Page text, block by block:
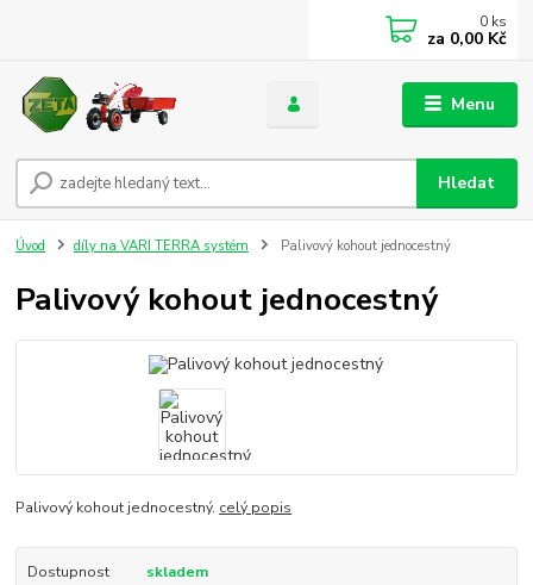
Menu
Hledat
0 ks
za 0,00 Kč
Úvod díly na VARI TERRA systém Palivový kohout jednocestný
Palivový kohout jednocestný
Palivový kohout jednocestný. celý popis
Dostupnost skladem